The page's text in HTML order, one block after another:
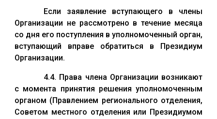
Если заявление вступающего в члены
Организации не рассмотрено в течение месяца
со дня его поступления в уполномоченный орган,
вступающий вправе обратиться в Президиум
Организации.
4.4. Права члена Организации возникают
с момента принятия решения уполномоченным
органом (Правлением регионального отделения,
Советом местного отделения или Президиумом